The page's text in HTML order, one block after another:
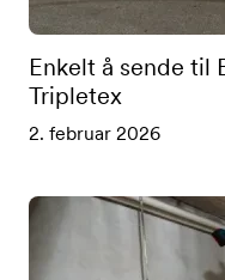
Enkelt å sende til
Tripletex
2. februar 2026